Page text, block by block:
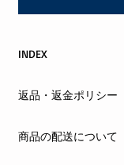
INDEX
Hoy-HoyRecordsINDEX
返品・返金ポリシー
する商品の欠陥や不
商品の配送について